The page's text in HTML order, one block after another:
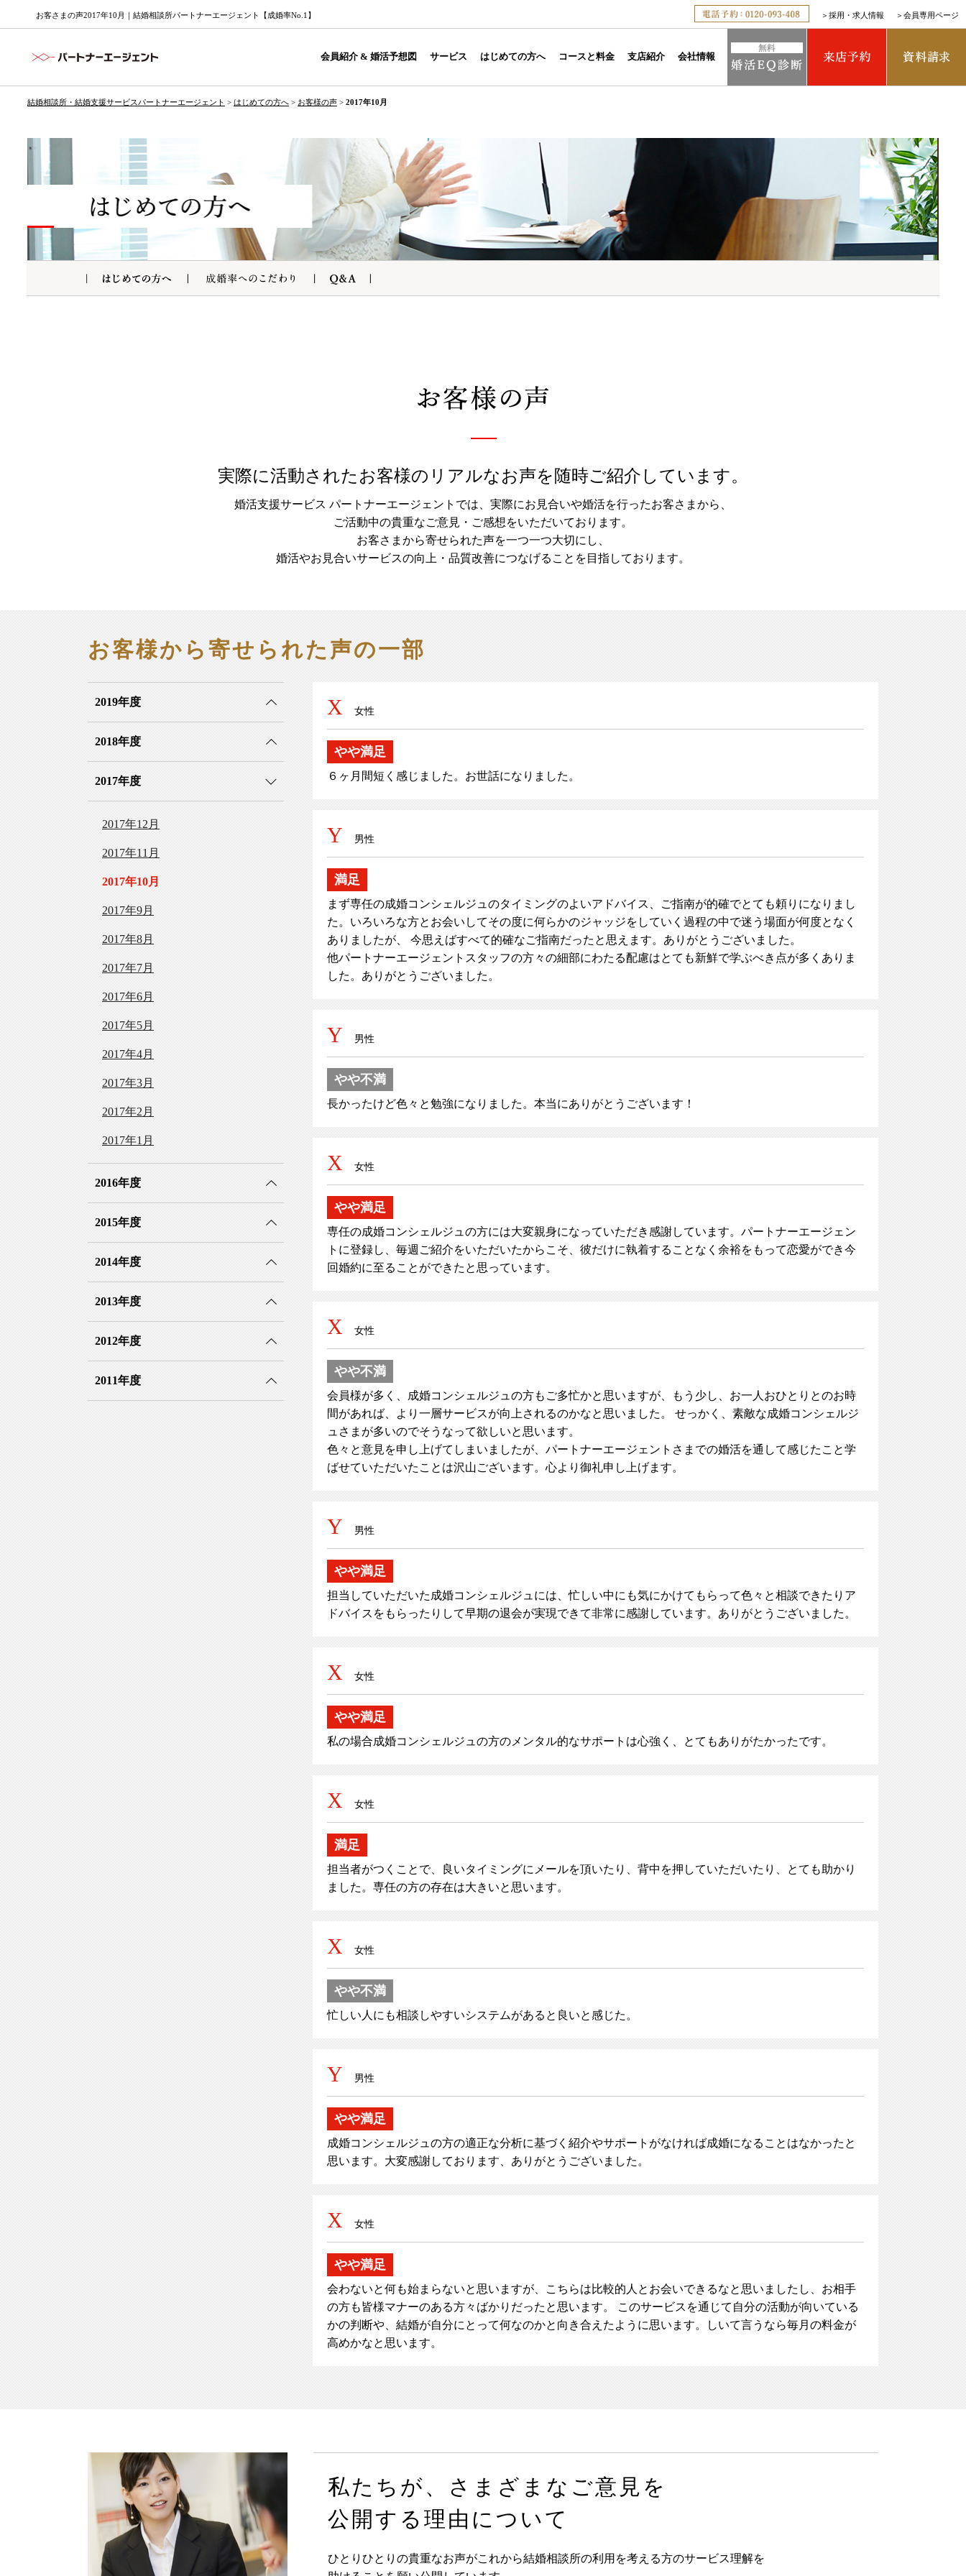
お客さまの声2017年10月｜結婚相談所パートナーエージェント【成婚率No.1】 ＞ 採用・求人情報 ＞ 会員専用ページ
会員紹介 & 婚活予想図 サービス はじめての方へ コースと料金 支店紹介 会社情報
結婚相談所・結婚支援サービスパートナーエージェント > はじめての方へ > お客様の声 > 2017年10月
実際に活動されたお客様のリアルなお声を随時ご紹介しています。
婚活支援サービス パートナーエージェントでは、実際にお見合いや婚活を行ったお客さまから、
ご活動中の貴重なご意見・ご感想をいただいております。
お客さまから寄せられた声を一つ一つ大切にし、
婚活やお見合いサービスの向上・品質改善につなげることを目指しております。
お客様から寄せられた声の一部
2019年度
2018年度
2017年度
2017年12月
2017年11月
2017年10月
2017年9月
2017年8月
2017年7月
2017年6月
2017年5月
2017年4月
2017年3月
2017年2月
2017年1月
2016年度
2015年度
2014年度
2013年度
2012年度
2011年度
X 女性
やや満足
６ヶ月間短く感じました。お世話になりました。
Y 男性
満足
まず専任の成婚コンシェルジュのタイミングのよいアドバイス、ご指南が的確でとても頼りになりまし
た。いろいろな方とお会いしてその度に何らかのジャッジをしていく過程の中で迷う場面が何度となく
ありましたが、 今思えばすべて的確なご指南だったと思えます。ありがとうございました。
他パートナーエージェントスタッフの方々の細部にわたる配慮はとても新鮮で学ぶべき点が多くありま
した。ありがとうございました。
Y 男性
やや不満
長かったけど色々と勉強になりました。本当にありがとうございます！
X 女性
やや満足
専任の成婚コンシェルジュの方には大変親身になっていただき感謝しています。パートナーエージェン
トに登録し、毎週ご紹介をいただいたからこそ、彼だけに執着することなく余裕をもって恋愛ができ今
回婚約に至ることができたと思っています。
X 女性
やや不満
会員様が多く、成婚コンシェルジュの方もご多忙かと思いますが、もう少し、お一人おひとりとのお時
間があれば、より一層サービスが向上されるのかなと思いました。 せっかく、素敵な成婚コンシェルジ
ュさまが多いのでそうなって欲しいと思います。
色々と意見を申し上げてしまいましたが、パートナーエージェントさまでの婚活を通して感じたこと学
ばせていただいたことは沢山ございます。心より御礼申し上げます。
Y 男性
やや満足
担当していただいた成婚コンシェルジュには、忙しい中にも気にかけてもらって色々と相談できたりア
ドバイスをもらったりして早期の退会が実現できて非常に感謝しています。ありがとうございました。
X 女性
やや満足
私の場合成婚コンシェルジュの方のメンタル的なサポートは心強く、とてもありがたかったです。
X 女性
満足
担当者がつくことで、良いタイミングにメールを頂いたり、背中を押していただいたり、とても助かり
ました。専任の方の存在は大きいと思います。
X 女性
やや不満
忙しい人にも相談しやすいシステムがあると良いと感じた。
Y 男性
やや満足
成婚コンシェルジュの方の適正な分析に基づく紹介やサポートがなければ成婚になることはなかったと
思います。大変感謝しております、ありがとうございました。
X 女性
やや満足
会わないと何も始まらないと思いますが、こちらは比較的人とお会いできるなと思いましたし、お相手
の方も皆様マナーのある方々ばかりだったと思います。 このサービスを通じて自分の活動が向いている
かの判断や、結婚が自分にとって何なのかと向き合えたように思います。しいて言うなら毎月の料金が
高めかなと思います。
私たちが、さまざまなご意見を
公開する理由について
ひとりひとりの貴重なお声がこれから結婚相談所の利用を考える方のサービス理解を